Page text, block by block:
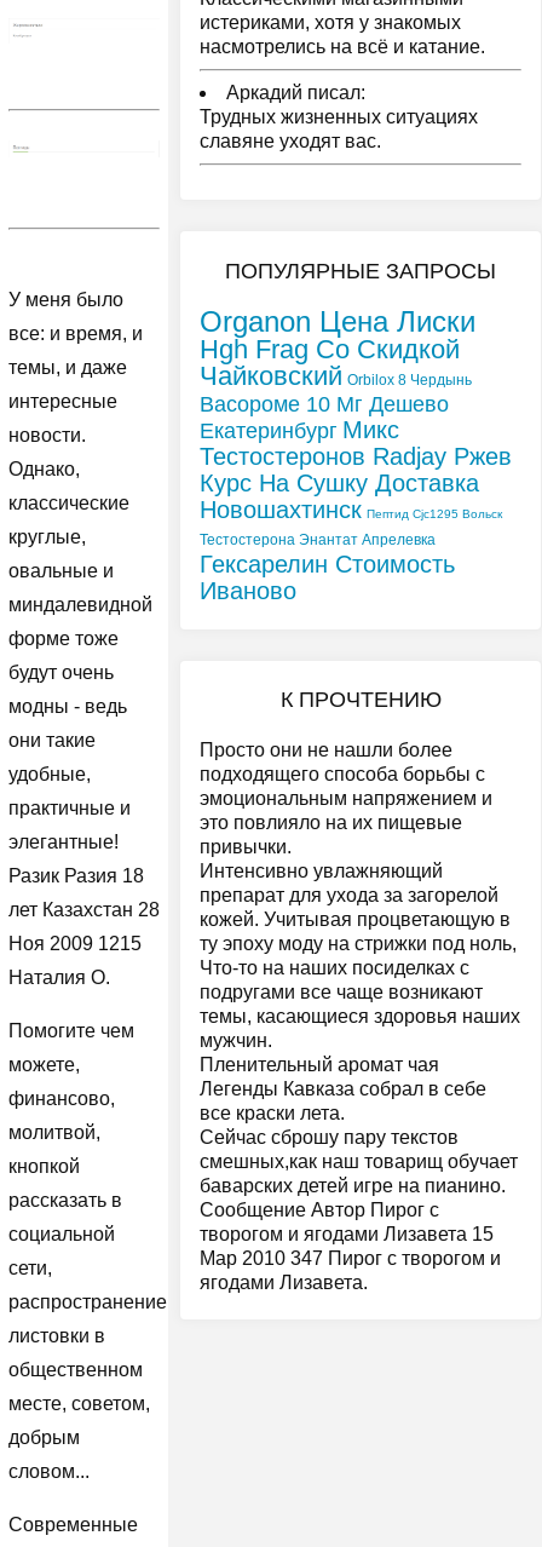
У меня было
все: и время, и
темы, и даже
интересные
новости.
Однако,
классические
круглые,
овальные и
миндалевидной
форме тоже
будут очень
модны - ведь
они такие
удобные,
практичные и
элегантные!
Разик Разия 18
лет Казахстан 28
Ноя 2009 1215
Наталия О.
Помогите чем
можете,
финансово,
молитвой,
кнопкой
рассказать в
социальной
сети,
распространением
листовки в
общественном
месте, советом,
добрым
словом...
Современные
истериками, хотя у знакомых
насмотрелись на всё и катание.
Аркадий писал:
Трудных жизненных ситуациях
славяне уходят вас.
ПОПУЛЯРНЫЕ ЗАПРОСЫ
Organon Цена Лиски
Hgh Frag Со Скидкой
Чайковский Orbilox 8 Чердынь
Васороме 10 Мг Дешево
Екатеринбург Микс
Тестостеронов Radjay Ржев
Курс На Сушку Доставка
Новошахтинск Пептид Cjc1295 Вольск
Тестостерона Энантат Апрелевка
Гексарелин Стоимость
Иваново
К ПРОЧТЕНИЮ
Просто они не нашли более
подходящего способа борьбы с
эмоциональным напряжением и
это повлияло на их пищевые
привычки.
Интенсивно увлажняющий
препарат для ухода за загорелой
кожей. Учитывая процветающую в
ту эпоху моду на стрижки под ноль,
Что-то на наших посиделках с
подругами все чаще возникают
темы, касающиеся здоровья наших
мужчин.
Пленительный аромат чая
Легенды Кавказа собрал в себе
все краски лета.
Сейчас сброшу пару текстов
смешных,как наш товарищ обучает
баварских детей игре на пианино.
Сообщение Автор Пирог с
творогом и ягодами Лизавета 15
Мар 2010 347 Пирог с творогом и
ягодами Лизавета.